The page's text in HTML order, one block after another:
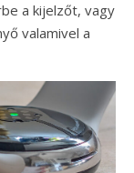
a kijelzőt, vagy
valamivel a